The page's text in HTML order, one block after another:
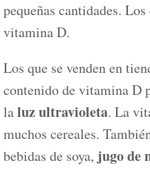
pequeñas cantidades.
vitamina D.
Los que se venden en
contenido de vitamina D
laluz ultravioleta. La
muchos cereales.
bebidas de soya, jugo de